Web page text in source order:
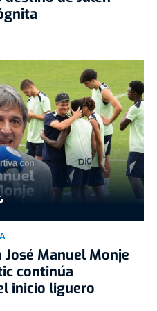
Manuel Monje
continúa
inicio liguero